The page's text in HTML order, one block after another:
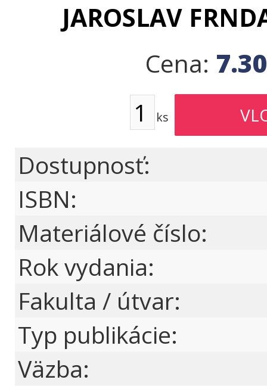
JAROSLAV
Cena:
ks
Dostupnosť:
ISBN:
Materiálové číslo:
Rok vydania:
Fakulta / útvar:
Typ publikácie:
Väzba: